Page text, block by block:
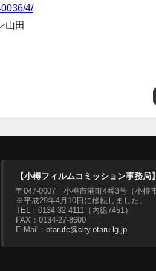
4/
山田
【小樽フィルムコミッション事務局】
〒047-0007 小樽市港町4番3号（小樽
※平成29年4月10日に移転しました。
TEL：0134-32-4111（内線7451）
FAX：0134-27-8600
E-Mail： otarufc@city.otaru.lg.jp